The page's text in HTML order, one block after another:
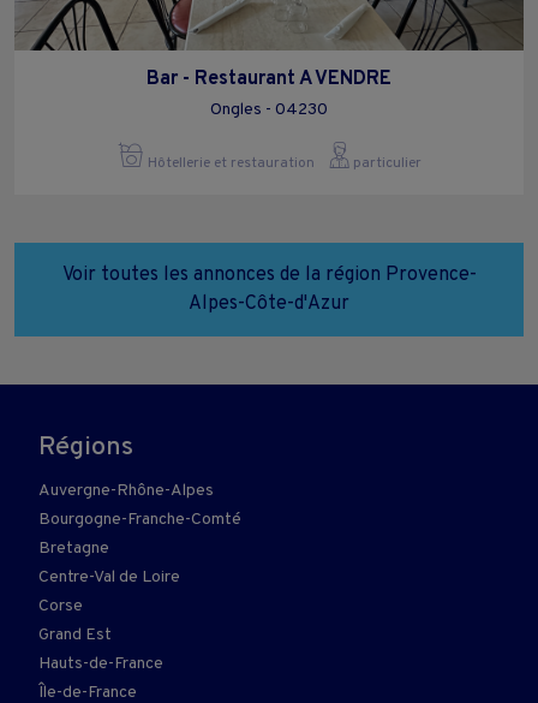
Bar - Restaurant A VENDRE
Ongles - 04230
Hôtellerie et restauration particulier
Voir toutes les annonces de la région Provence-
Alpes-Côte-d'Azur
Régions
Auvergne-Rhône-Alpes
Bourgogne-Franche-Comté
Bretagne
Centre-Val de Loire
Corse
Grand Est
Hauts-de-France
Île-de-France